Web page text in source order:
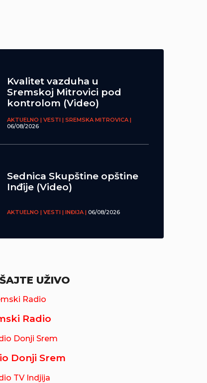
Kvalitet vazduha u
Sremskoj Mitrovici pod
kontrolom (Video)
AKTUELNO | VESTI | SREMSKA MITROVICA |
06/08/2026
Sednica Skupštine opštine
Inđije (Video)
AKTUELNO | VESTI | INĐIJA | 06/08/2026
UŽIVO
Radio
Donji Srem